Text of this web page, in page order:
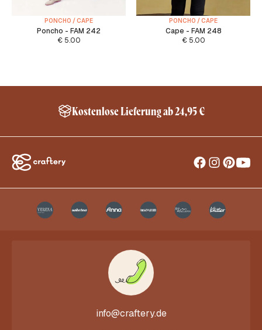
PONCHO / CAPE
Poncho - FAM 242
€5.00
PONCHO / CAPE
Cape - FAM 248
€5.00
Kostenlose Lieferung ab 24,95 €
info@craftery.de